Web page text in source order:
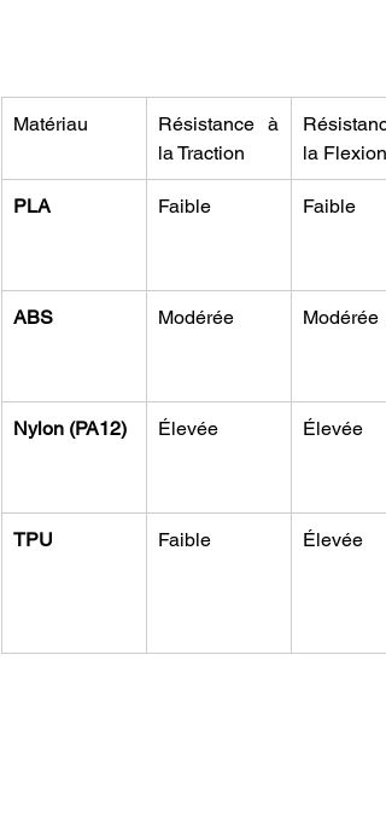
Matériau
Résistance à
la Traction
la Flexion
PLA Faible Faible
ABS Modérée Modérée
Nylon (PA12) Élevée Élevée
TPU Faible Élevée